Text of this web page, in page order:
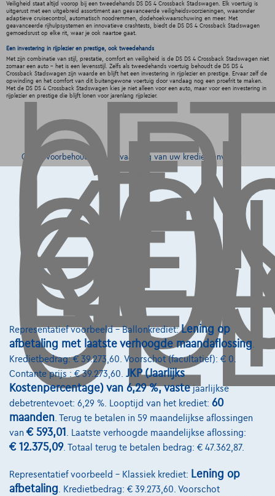
Veiligheid staat altijd voorop bij een tweedehands DS DS 4 Crossback Stadswagen. Elk voertuig is
uitgerust met een uitgebreid assortiment aan geavanceerde veiligheidsvoorzieningen, waaronder
adaptieve cruisecontrol, automatisch noodremmen, dodehoekwaarschuwing en meer. Met
geavanceerde rijhulpsystemen en innovatieve crashtests, biedt de DS DS 4 Crossback Stadswagen
gemoedsrust op elke rit, waar je ook naartoe gaat.
Een investering in rijplezier en prestige, ook tweedehands
Met zijn combinatie van stijl, prestatie, comfort en veiligheid is de DS DS 4 Crossback Stadswagen niet
zomaar een auto - het is een levensstijl. Zelfs als tweedehands voertuig behoudt de DS DS 4
Crossback Stadswagen zijn waarde en blijft het een investering in rijplezier en prestige. Ervaar zelf de
opwinding en het comfort van dit buitengewone voertuig door vandaag nog een proefrit te maken.
Met de DS DS 4 Crossback Stadswagen kies je niet alleen voor een auto, maar voor een investering in
rijplezier en prestige die blijft lonen voor jarenlang rijplezier.
Onder voorbehoud van aanvaarding van uw kredietaanvraag
door Alpha Credit s.a., kredietverstrekker, Warandeberg 8/3,
1000 Brussel, BTW BE 0445.781.316, RPM Brussel. Adverteerder:
TCS Mobility S.A., agent in bijkomstige hoedanigheid, Boulevard
Albert II 4, B12, 1000 Brussel, BTW BE 1003.765.106, BE93 0019
6639 0767, RPM Brussel.
LET
OP,
Representatief voorbeeld – Ballonkrediet:Lening op
afbetaling met laatste verhoogde maandaflossing
Kredietbedrag: € 39.273,60. Voorschot (facultatief): € 0.
Contante prijs : € 39.273,60. JKP (Jaarlijks
Kostenpercentage) van 6,29 %, vastejaarlijkse
debetrentevoet: 6,29 %. Looptijd van het krediet: 60
maanden . Terug te betalen in 59 maandelijkse aflossingen
van € 593,01 . Laatste verhoogde maandelijkse aflossing:
€ 12.375,09. Totaal terug te betalen bedrag: € 47.362,87.
Representatief voorbeeld – Klassiek krediet: Lening op
afbetaling. Kredietbedrag: € 39.273,60. Voorschot
Contact
info@touringcarselect.be
Koning Albert II-laan 4, B12
1000 Brussel
Pechverhelping verzekering